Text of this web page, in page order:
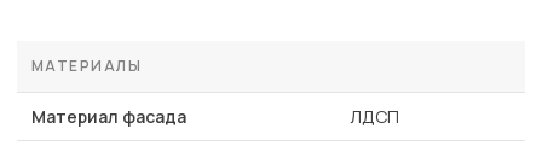
МАТЕРИАЛЫ
Материал фасада ЛДСП